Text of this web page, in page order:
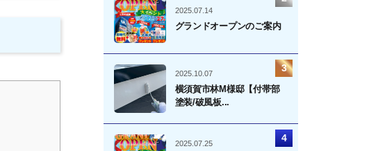
2025.07.14
グランドオープンのご案内
2025.10.07
横須賀市林M様邸【付帯部
塗装/破風板...
2025.07.25